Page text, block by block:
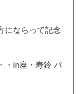
にならって記念
・in座・寿鈴 パ